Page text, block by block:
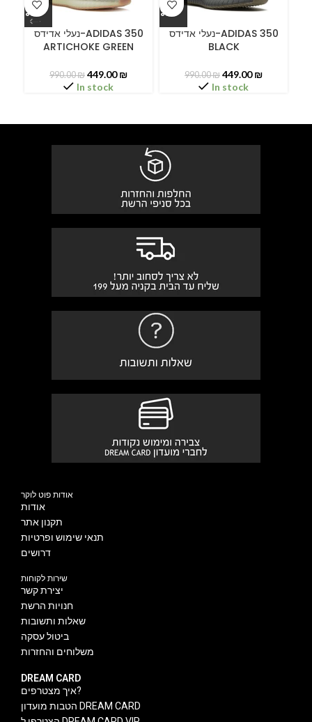
נעלי אדידס-ADIDAS 350
ARTICHOKE GREEN
990.00₪ 449.00₪
In stock
נעלי אדידס-ADIDAS 350
BLACK
990.00₪ 449.00₪
In stock
אודות פוט לוקר
אודות
תקנון אתר
תנאי שימוש ופרטיות
דרושים
שירות לקוחות
יצירת קשר
חנויות הרשת
שאלות ותשובות
ביטול עסקה
משלוחים והחזרות
DREAM CARD
איך מצטרפים?
הטבות מועדון DREAM CARD